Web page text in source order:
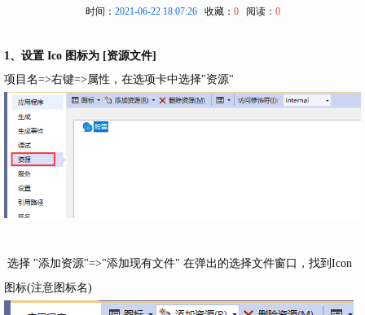
时间： 2021-06-22 18:07:26收藏： 0阅读： 0
1、设置 Ico 图标为 [资源文件]
项目名=>右键=>属性，在选项卡中选择"资源"
选择 "添加资源"=>"添加现有文件" 在弹出的选择文件窗口，找到Icon
图标(注意图标名)